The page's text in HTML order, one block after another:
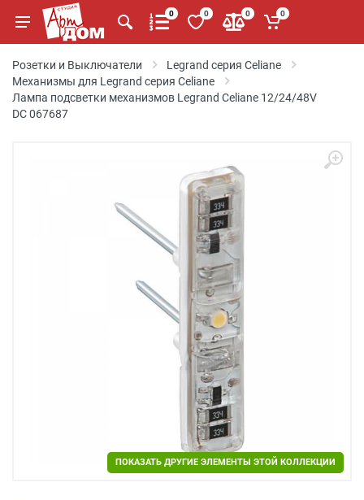
0 0 0 0
Розетки и Выключатели
Legrand серия Celiane
Механизмы для Legrand серия Celiane
Лампа подсветки механизмов Legrand Celiane 12/24/48V
DC 067687
ПОКАЗАТЬ ДРУГИЕ ЭЛЕМЕНТЫ ЭТОЙ КОЛЛЕКЦИИ